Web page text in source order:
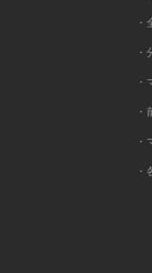
・
・
・
・
・